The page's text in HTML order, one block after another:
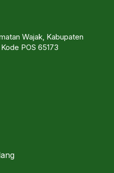
Wajak, Kabupaten
POS 65173